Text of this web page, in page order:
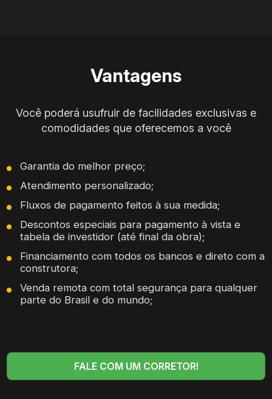
Vantagens
Você poderá usufruir de facilidades exclusivas e
comodidades que oferecemos a você
Garantia do melhor preço;
Atendimento personalizado;
Fluxos de pagamento feitos à sua medida;
Descontos especiais para pagamento à vista e
tabela de investidor (até final da obra);
Financiamento com todos os bancos e direto com a
construtora;
Venda remota com total segurança para qualquer
parte do Brasil e do mundo;
FALE COM UM CORRETOR!